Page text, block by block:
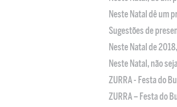
Neste Natal dê um
Sugestões de
Neste Natal de
Neste Natal, não
ZURRA - Festa do
ZURRA – Festa do